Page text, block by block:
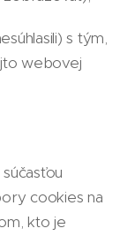
s tým,
webovej
cookies na
kto je